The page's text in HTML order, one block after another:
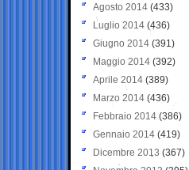
Agosto 2014 (433)
Luglio 2014 (436)
Giugno 2014 (391)
Maggio 2014 (392)
Aprile 2014 (389)
Marzo 2014 (436)
Febbraio 2014 (386)
Gennaio 2014 (419)
Dicembre 2013 (367)